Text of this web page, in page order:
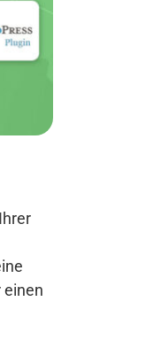
einen